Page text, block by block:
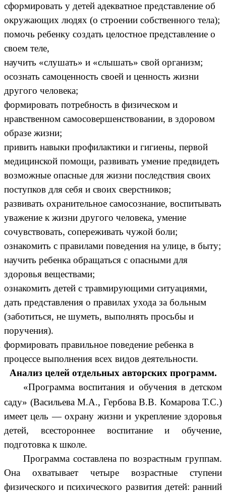
сформировать у детей адекватное представление об
окружающих людях (о строении собственного тела);
помочь ребенку создать целостное представление о
своем теле,
научить «слушать» и «слышать» свой организм;
осознать самоценность своей и ценность жизни
другого человека;
формировать потребность в физическом и
нравственном самосовершенствовании, в здоровом
образе жизни;
привить навыки профилактики и гигиены, первой
медицинской помощи, развивать умение предвидеть
возможные опасные для жизни последствия своих
поступков для себя и своих сверстников;
развивать охранительное самосознание, воспитывать
уважение к жизни другого человека, умение
сочувствовать, сопереживать чужой боли;
ознакомить с правилами поведения на улице, в быту;
научить ребенка обращаться с опасными для
здоровья веществами;
ознакомить детей с травмирующими ситуациями,
дать представления о правилах ухода за больным
(заботиться, не шуметь, выполнять просьбы и
поручения).
формировать правильное поведение ребенка в
процессе выполнения всех видов деятельности.
Анализ целей отдельных авторских программ.
«Программа воспитания и обучения в детском
саду» (Васильева М.А., Гербова В.В. Комарова Т.С.)
имеет цель — охрану жизни и укрепление здоровья
детей, всестороннее воспитание и обучение,
подготовка к школе.
Программа составлена по возрастным группам.
Она охватывает четыре возрастные ступени
физического и психического развития детей: ранний